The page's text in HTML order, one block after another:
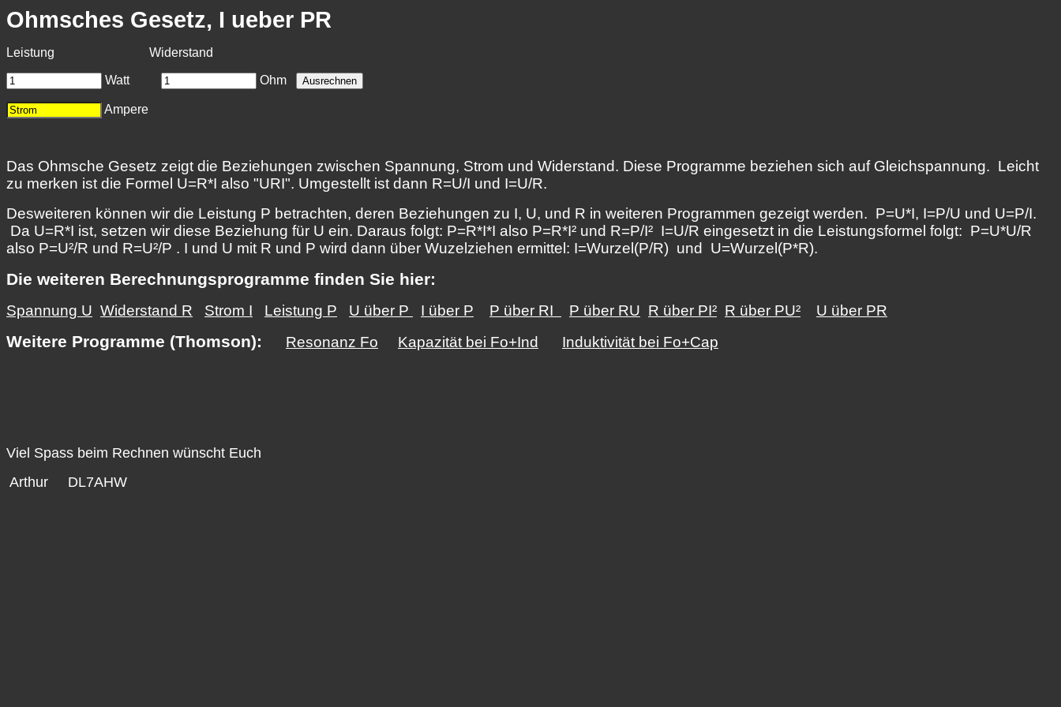
Ohmsches Gesetz, I ueber PR
Leistung Widerstand
Watt Ohm
Ampere
Das Ohmsche Gesetz zeigt die Beziehungen zwischen Spannung, Strom und Widerstand. Diese Programme beziehen sich auf Gleichspannung. Leicht
zu merken ist die Formel U=R*I also "URI". Umgestellt ist dann R=U/I und I=U/R.
Desweiteren können wir die Leistung P betrachten, deren Beziehungen zu I, U, und R in weiteren Programmen gezeigt werden. P=U*I, I=P/U und U=P/I.
Da U=R*I ist, setzen wir diese Beziehung für U ein. Daraus folgt: P=R*I*I also P=R*I² und R=P/I² I=U/R eingesetzt in die Leistungsformel folgt: P=U*U/R
also P=U²/R und R=U²/P . I und U mit R und P wird dann über Wuzelziehen ermittel: I=Wurzel(P/R) und U=Wurzel(P*R).
Die weiteren Berechnungsprogramme finden Sie hier:
Spannung U Widerstand R Strom I Leistung P U über P I über P P über RI P über RU R über PI² R über PU² U über PR
Weitere Programme (Thomson): Resonanz Fo Kapazität bei Fo+Ind Induktivität bei Fo+Cap
Viel Spass beim Rechnen wünscht Euch
Arthur DL7AHW